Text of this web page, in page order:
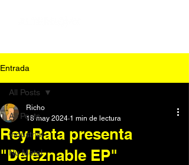
Entrada
All Posts
Industrial
Nu Metal
All Posts
Rey Rata presenta
"Deleznable EP"
Richo
18 may 2024 1 min de lectura